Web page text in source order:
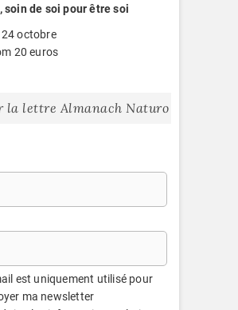
soin de soi pour être soi
octobre
20 euros
la lettre Almanach Naturo
est uniquement utilisé pour
ma newsletter